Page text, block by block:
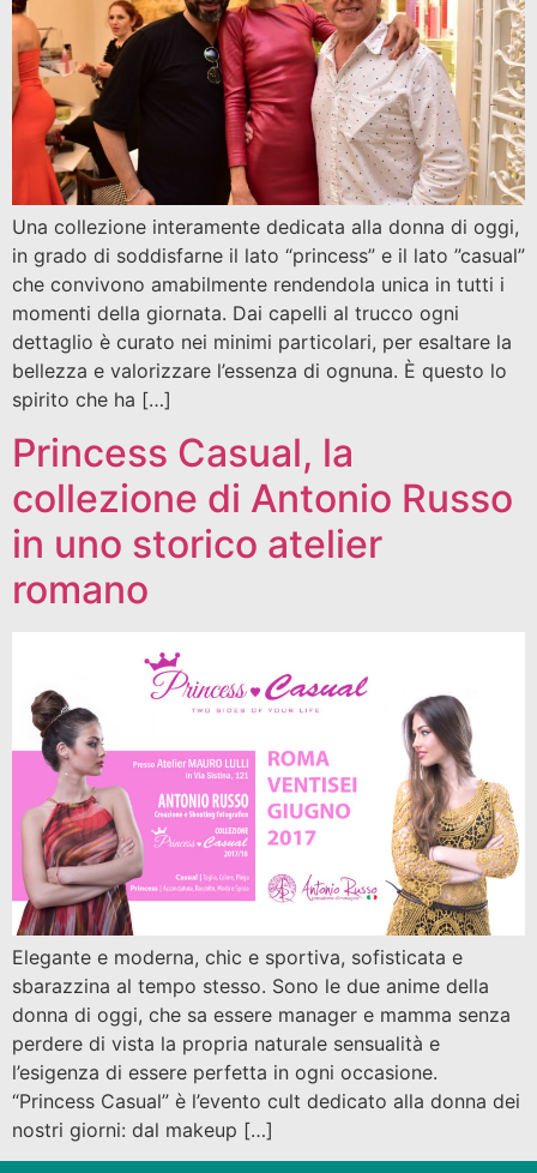
Una collezione interamente dedicata alla donna di oggi,
in grado di soddisfarne il lato “princess” e il lato ”casual”
che convivono amabilmente rendendola unica in tutti i
momenti della giornata. Dai capelli al trucco ogni
dettaglio è curato nei minimi particolari, per esaltare la
bellezza e valorizzare l’essenza di ognuna. È questo lo
spirito che ha […]
Princess Casual, la
collezione di Antonio Russo
in uno storico atelier
romano
Elegante e moderna, chic e sportiva, sofisticata e
sbarazzina al tempo stesso. Sono le due anime della
donna di oggi, che sa essere manager e mamma senza
perdere di vista la propria naturale sensualità e
l’esigenza di essere perfetta in ogni occasione.
“Princess Casual” è l’evento cult dedicato alla donna dei
nostri giorni: dal makeup […]